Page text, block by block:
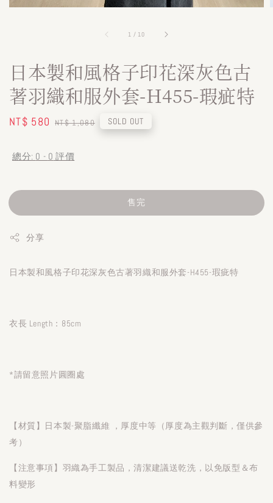
1 / 10
日本製和風格子印花深灰色古
著羽織和服外套-H455-瑕疵特
Sale
NT$ 580 Regular
NT$ 1,080 SOLD OUT
總分: 0 - 0 評價
售完
分享
日本製和風格子印花深灰色古著羽織和服外套-H455-瑕疵特
衣長 Length：85cm
*請留意照片圓圈處
【材質】日本製-聚脂纖維 ，厚度中等（厚度為主觀判斷，僅供參
考）
【注意事項】羽織為手工製品，清潔建議送乾洗，以免版型＆布
料變形